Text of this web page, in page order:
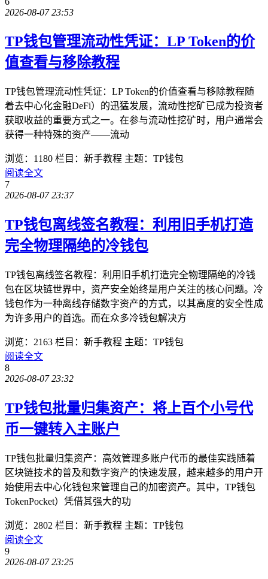
2026-08-07 23:53
TP钱包管理流动性凭证：LP Token的价
值查看与移除教程
TP钱包管理流动性凭证：LP Token的价值查看与移除教程随
着去中心化金融DeFi）的迅猛发展，流动性挖矿已成为投资者
获取收益的重要方式之一。在参与流动性挖矿时，用户通常会
获得一种特殊的资产——流动
浏览：1180 栏目：新手教程 主题：TP钱包
阅读全文
7
2026-08-07 23:37
TP钱包离线签名教程：利用旧手机打造
完全物理隔绝的冷钱包
TP钱包离线签名教程：利用旧手机打造完全物理隔绝的冷钱
包在区块链世界中，资产安全始终是用户关注的核心问题。冷
钱包作为一种离线存储数字资产的方式，以其高度的安全性成
为许多用户的首选。而在众多冷钱包解决方
浏览：2163 栏目：新手教程 主题：TP钱包
阅读全文
8
2026-08-07 23:32
TP钱包批量归集资产：将上百个小号代
币一键转入主账户
TP钱包批量归集资产：高效管理多账户代币的最佳实践随着
区块链技术的普及和数字资产的快速发展，越来越多的用户开
始使用去中心化钱包来管理自己的加密资产。其中，TP钱包
TokenPocket）凭借其强大的功
浏览：2802 栏目：新手教程 主题：TP钱包
阅读全文
9
2026-08-07 23:25